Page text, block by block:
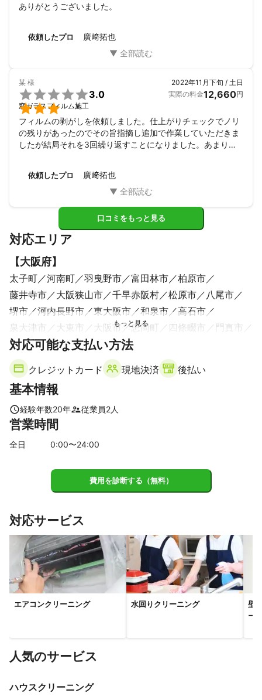
ありがとうございました。
依頼したプロ 廣﨑拓也
某 様


3.0
窓ガラスフィルム施工
2022年11月下旬 / 土日
実際の料金12,660円
フィルムの剥がしを依頼しました。仕上がりチェックでノリ
の残りがあったのでその旨指摘し追加で作業していただきま
したが結局それを3回繰り返すことになりました。あまり期
依頼したプロ 廣﨑拓也
口コミをもっと見る
対応エリア
【大阪府】
太子町 河南町 羽曳野市 富田林市
柏原市
藤井寺市
大阪狭山市 千早赤阪村 松原市
八尾市
堺市
河内長野市 東大阪市 和泉市
高石市
泉大津市
大東市 大阪市 忠岡町 四條畷市
門真市
岸和田市
守口市 寝屋川市
熊取町
【奈良県】
香芝市 葛城市
広陵町
河合町 御所市
橿原市
安堵町
大和郡山市
明日香村
和歌山県】
【京都府】
精華町
対応可能な支払い方法
クレジットカード 現地決済 後払い
基本情報
経験年数20年 従業員2人
営業時間
全日 0:00〜24:00
費用を診断する（無料）
対応サービス
エアコンクリーニング 水回りクリーニング
壁
ー
人気のサービス
ハウスクリーニング